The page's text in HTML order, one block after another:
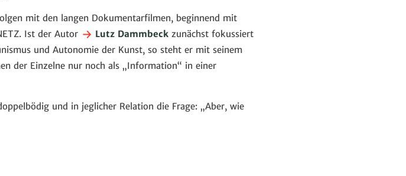
mit den langen Dokumentarfilmen, beginnend mit
Ist der Autor
Lutz Dammbeck zunächst fokussiert
und Autonomie der Kunst, so steht er mit seinem
der Einzelne nur noch als „Information“ in einer
und in jeglicher Relation die Frage: „Aber, wie